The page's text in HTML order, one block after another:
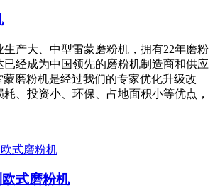
生产大、中型雷蒙磨粉机，拥有22年磨粉
已经成为中国领先的磨粉机制造商和供应
蒙磨粉机是经过我们的专家优化升级改
、投资小、环保、占地面积小等优点，
式磨粉机